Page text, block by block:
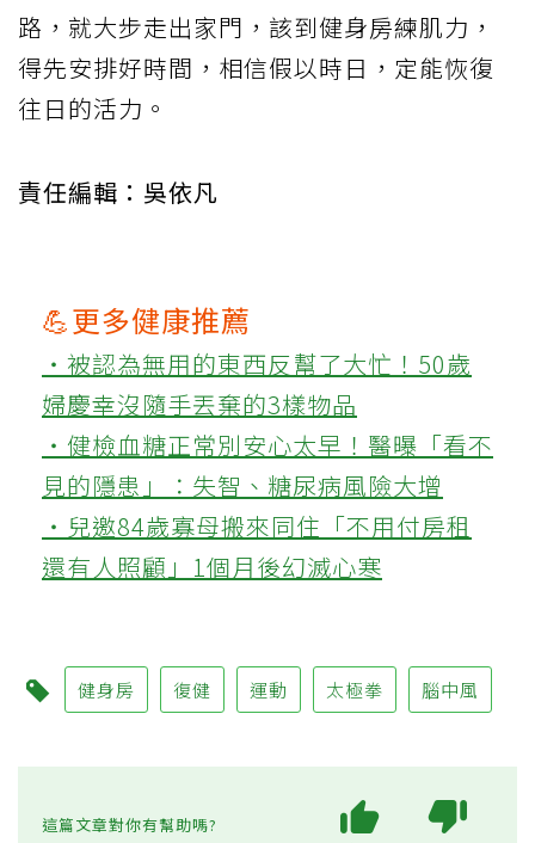
路，就大步走出家門，該到健身房練肌力，
得先安排好時間，相信假以時日，定能恢復
往日的活力。
責任編輯：吳依凡
💪更多健康推薦
‧被認為無用的東西反幫了大忙！50歲
婦慶幸沒隨手丟棄的3樣物品
‧健檢血糖正常別安心太早！醫曝「看不
見的隱患」：失智、糖尿病風險大增
‧兒邀84歲寡母搬來同住「不用付房租
還有人照顧」1個月後幻滅心寒
健身房 復健 運動 太極拳 腦中風
這篇文章對你有幫助嗎?